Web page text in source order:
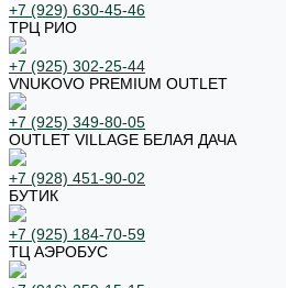
+7 (929) 630-45-46
ТРЦ РИО
+7 (925) 302-25-44
VNUKOVO PREMIUM OUTLET
+7 (925) 349-80-05
OUTLET VILLAGE БЕЛАЯ ДАЧА
+7 (928) 451-90-02
БУТИК
+7 (925) 184-70-59
ТЦ АЭРОБУС